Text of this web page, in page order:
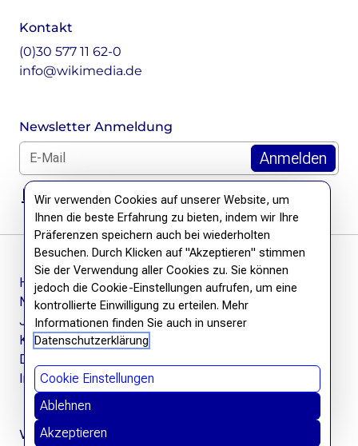
Kontakt
(0)30 577 11 62-0
info@wikimedia.de
Newsletter Anmeldung
E-Mail für Newsletter *
DSGVO Hinweis
Häufige Fragen
Newsletter
Jobs
Kontakt
Datenschutzerklärung
Impressum
Wir befreien Wissen
Wir verwenden Cookies auf unserer Website, um
Ihnen die beste Erfahrung zu bieten, indem wir Ihre
Präferenzen speichern auch bei wiederholten
Besuchen. Durch Klicken auf "Akzeptieren" stimmen
Sie der Verwendung aller Cookies zu. Sie können
jedoch die Cookie-Einstellungen aufrufen, um eine
kontrollierte Einwilligung zu erteilen. Mehr
Informationen finden Sie auch in unserer
Datenschutzerklärung
Cookie Einstellungen
Ablehnen
Akzeptieren